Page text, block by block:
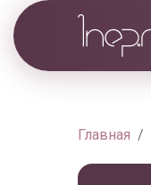
Главная